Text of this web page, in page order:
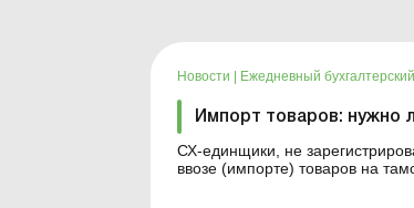
Новости Ежедневный
Импорт товаров: нужно
СХ-единщики, не
ввозе (импорте) товаров на